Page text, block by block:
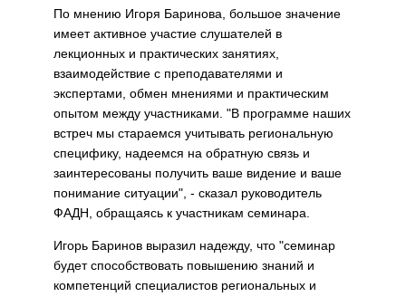
По мнению Игоря Баринова, большое значение
имеет активное участие слушателей в
лекционных и практических занятиях,
взаимодействие с преподавателями и
экспертами, обмен мнениями и практическим
опытом между участниками. "В программе наших
встреч мы стараемся учитывать региональную
специфику, надеемся на обратную связь и
заинтересованы получить ваше видение и ваше
понимание ситуации", - сказал руководитель
ФАДН, обращаясь к участникам семинара.
Игорь Баринов выразил надежду, что "семинар
будет способствовать повышению знаний и
компетенций специалистов региональных и